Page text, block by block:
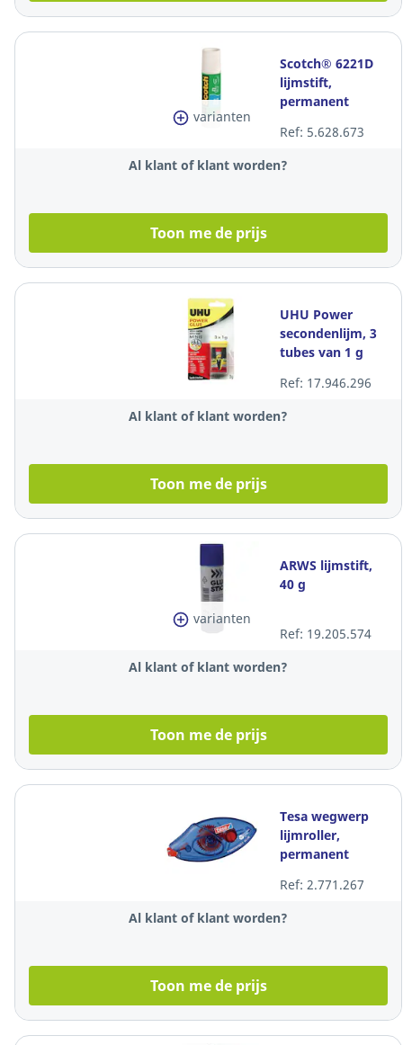
varianten
Scotch® 6221D
lijmstift,
permanent
gr
Ref: 5.628.673
Al klant of klant worden?
Toon me de prijs
UHU Power
secondenlijm, 3
tubes van 1 g
Ref: 17.946.296
Al klant of klant worden?
Toon me de prijs
varianten
ARWS lijmstift,
40 g
Ref: 19.205.574
Al klant of klant worden?
Toon me de prijs
Tesa wegwerp
lijmroller,
permanent
Ref: 2.771.267
Al klant of klant worden?
Toon me de prijs